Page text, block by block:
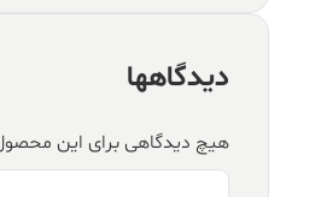
دیدگاهها
هیچ دیدگاهی برای این